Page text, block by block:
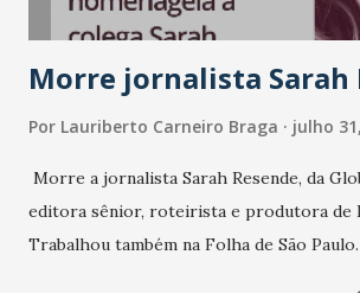
marcas, pessoas e mercado", afirma
Morre jornalista Sarah
Por Lauriberto Carneiro Braga julho
Morre a jornalista Sarah Resende, da
editora sênior, roteirista e produtora de
Trabalhou também na Folha de São Paulo.